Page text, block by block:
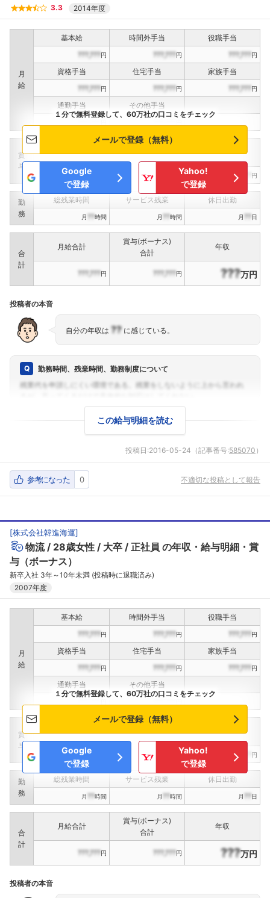
フォローしました
こちらの企業もフォローしませんか？
3.3 2014年度
月
給
基本給 時間外手当
役職手当
???,???円 ???,???円 ???,???円
資格手当 住宅手当
家族手当
???,???円 ???,???円 ???,???円
通勤手当
その他手当
賞
与
インセンティブ賞与
決算賞与
???,??? ???,??? 円 ???,??? 円
勤
務
総残業時間 サービス残業 休日出勤
月 ??時間 月 ??時間 月 ??日
合
計
月給合計
賞与(ボーナス)
合計
年収
???,???円 ???,???円 ???万円
１分で無料登録して、60万社の口コミをチェック
メールで登録（無料）
Google
で登録
Yahoo!
で登録
投稿者の本音
自分の年収は ??に感じている。
勤務時間、残業時間、勤務制度について
この給与明細を読む
投稿日:2016-05-24 （記事番号:585070 ）
参考になった 0 不適切な投稿として報告
[株式会社韓進海運]
物流 28歳女性 大卒 正社員 の年収・給与明細・賞
与（ボーナス）
新卒入社 3年～10年未満 (投稿時に退職済み)
2007年度
月
給
基本給 時間外手当
役職手当
???,???円 ???,???円 ???,???円
資格手当 住宅手当
家族手当
???,???円 ???,???円 ???,???円
通勤手当
その他手当
賞
与
インセンティブ賞与
決算賞与
???,??? ???,??? 円 ???,??? 円
勤
務
総残業時間 サービス残業 休日出勤
月 ??時間 月 ??時間 月 ??日
合
計
月給合計
賞与(ボーナス)
合計
年収
???,???円 ???,???円 ???万円
１分で無料登録して、60万社の口コミをチェック
メールで登録（無料）
Google
で登録
Yahoo!
で登録
投稿者の本音